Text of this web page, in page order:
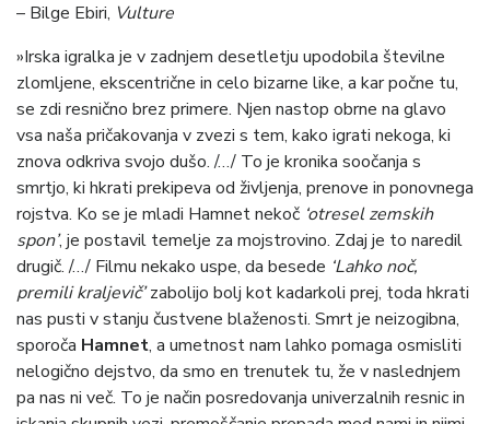
– Bilge Ebiri, Vulture
»Irska igralka je v zadnjem desetletju upodobila številne
zlomljene, ekscentrične in celo bizarne like, a kar počne tu,
se zdi resnično brez primere. Njen nastop obrne na glavo
vsa naša pričakovanja v zvezi s tem, kako igrati nekoga, ki
znova odkriva svojo dušo. /…/ To je kronika soočanja s
smrtjo, ki hkrati prekipeva od življenja, prenove in ponovnega
rojstva. Ko se je mladi Hamnet nekoč ‘otresel zemskih
spon’, je postavil temelje za mojstrovino. Zdaj je to naredil
drugič. /…/ Filmu nekako uspe, da besede ‘Lahko noč,
premili kraljevič’zabolijo bolj kot kadarkoli prej, toda hkrati
nas pusti v stanju čustvene blaženosti. Smrt je neizogibna,
sporoča Hamnet, a umetnost nam lahko pomaga osmisliti
nelogično dejstvo, da smo en trenutek tu, že v naslednjem
pa nas ni več. To je način posredovanja univerzalnih resnic in